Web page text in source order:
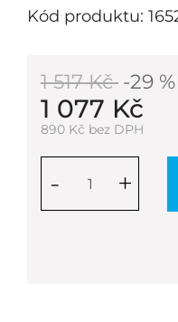
Kód produktu:
1 517 Kč -29 %
1 077 Kč
890 Kč bez DPH
+
-